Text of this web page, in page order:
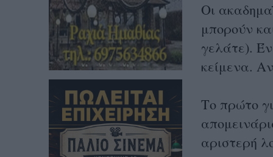
Οι
μπορούν
γελάτε).
κείμενα.
Το πρώτο
αριστερή